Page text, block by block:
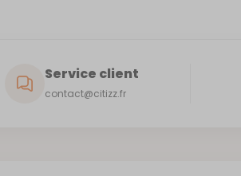
Service client
contact@citizz.fr